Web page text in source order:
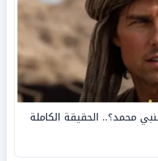
محمد؟.. الحقيقة الكاملة